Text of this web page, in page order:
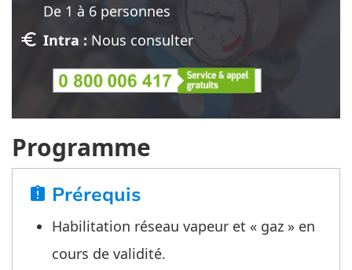
De 1 à 6 personnes
euro Intra : Nous consulter
Programme
assignment_late Prérequis
Habilitation réseau vapeur et « gaz » en
cours de validité.